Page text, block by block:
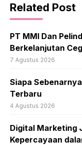
Related Post
PT MMI Dan
Berkelanjutan
7 Agustus 2026
Siapa
Terbaru
4 Agustus 2026
Digital Marketing
Kepercayaan